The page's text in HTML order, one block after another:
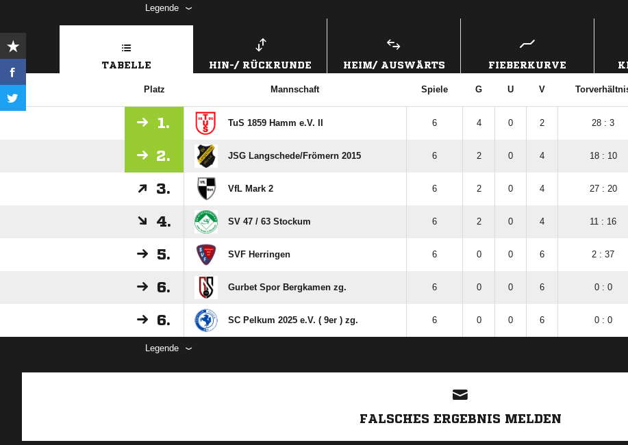
Legende
TABELLE HIN-/ RÜCKRUNDE HEIM/ AUSWÄRTS FIEBERKURVE
Platz Mannschaft Spiele G U V
1. TuS 1859 Hamm e.V. II 6 4 0 2 28 : 3
2. JSG Langschede/​Frömern 2015 6 2 0 4 18 : 10
3. VfL Mark 2 6 2 0 4 27 : 20
4. SV 47 /​ 63 Stockum 6 2 0 4 11 : 16
5. SVF Herringen 6 0 0 6 2 : 37
6. Gurbet Spor Bergkamen zg. 6 0 0 6 0 : 0
6. SC Pelkum 2025 e.V. ( 9er ) zg. 6 0 0 6 0 : 0
Legende
FALSCHES ERGEBNIS MELDEN